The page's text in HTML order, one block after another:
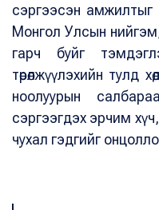
сэргээсэн
Монгол Улсын
гарч буйг
төрөлжүүлэхийн тулд
ноолуурын салбараа
сэргээгдэх эрчим
чухал гэдгийг